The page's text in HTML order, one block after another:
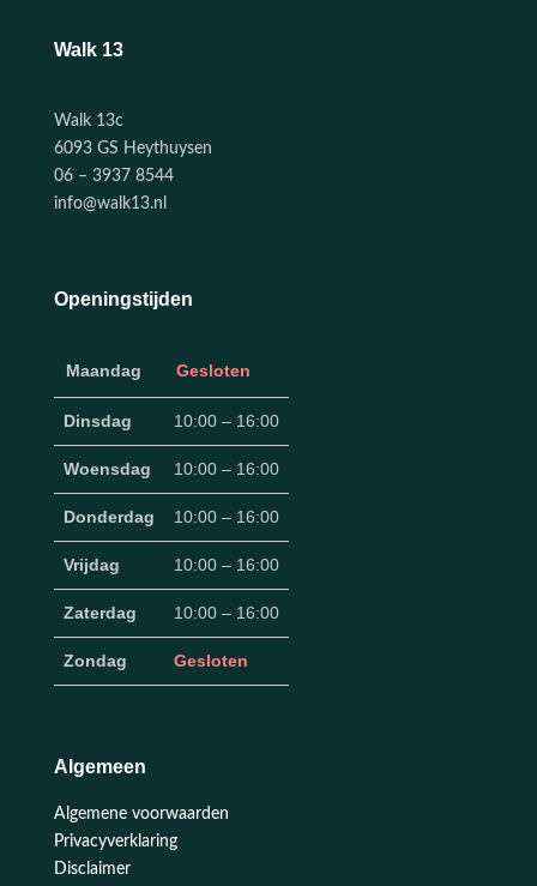
Walk 13
Walk 13c
6093 GS Heythuysen
06 – 3937 8544
info@walk13.nl
Openingstijden
Maandag Gesloten
Dinsdag 10:00 – 16:00
Woensdag 10:00 – 16:00
Donderdag 10:00 – 16:00
Vrijdag 10:00 – 16:00
Zaterdag 10:00 – 16:00
Zondag Gesloten
Algemeen
Algemene voorwaarden
Privacyverklaring
Disclaimer